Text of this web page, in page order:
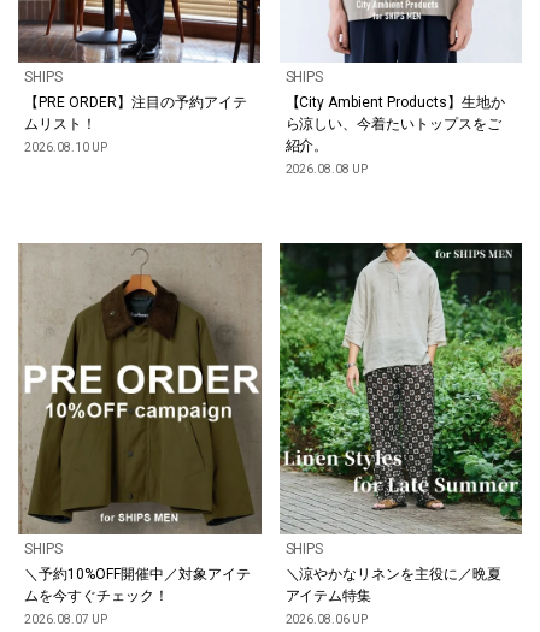
SHIPS
【PRE ORDER】注目の予約アイテ
ムリスト！
2026.08.10 UP
SHIPS
【City Ambient Products】生地か
ら涼しい、今着たいトップスをご
紹介。
2026.08.08 UP
SHIPS
＼予約10%OFF開催中／対象アイテ
ムを今すぐチェック！
2026.08.07 UP
SHIPS
＼涼やかなリネンを主役に／晩夏
アイテム特集
2026.08.06 UP